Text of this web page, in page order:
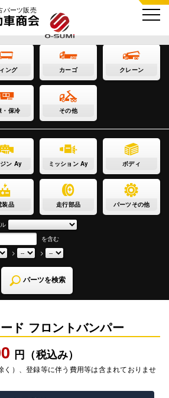
パーツ販売
ング カーゴ クレーン
・保冷 その他
ン Ay ミッション Ay ボディ
装品 走行部品 パーツその他
を含む
> >
パーツを検索
ド フロントバンパー
円（税込み）
く）、登録等に伴う費用等は含まれておりませ